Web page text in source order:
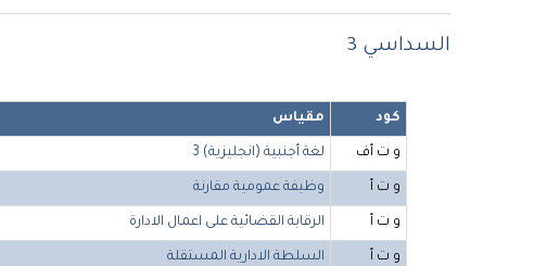
السداسي 3
كود مقياس
و ت أف لغة أجنبية (انجليزية) 3
و ت أ وظيفة عمومية مقارنة
و ت أ الرقابة القضائية على اعمال الادارة
و ت أ السلطة الادارية المستقلة